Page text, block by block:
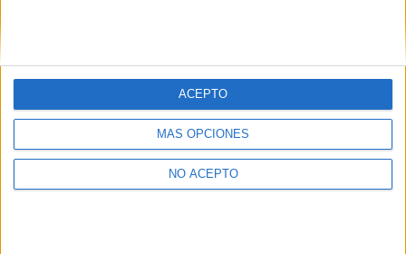
MÁS OPCIONES
NO ACEPTO
ACEPTO
Y como regalo de agradecimiento, por registrarte te daremos
gratis una copia de nuestro ebook con 100 consejos para tu
primer año de universidad